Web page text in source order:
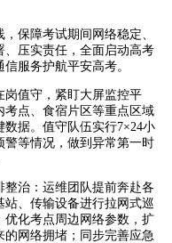
保障考试期间网络稳定、
压实责任，全面启动高考
服务护航平安高考。
岗值守，紧盯大屏监控平
考点、食宿片区等重点区域
据。值守队伍实行7×24小
警等情况，做到异常第一时
治：运维团队提前奔赴各
、传输设备进行拉网式巡
化考点周边网络参数，扩
网络拥堵；同步完善应急